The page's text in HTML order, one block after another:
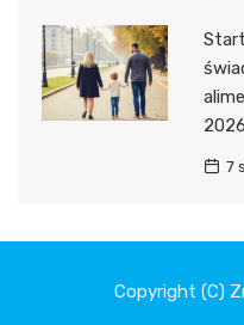
7
Copyright (C)